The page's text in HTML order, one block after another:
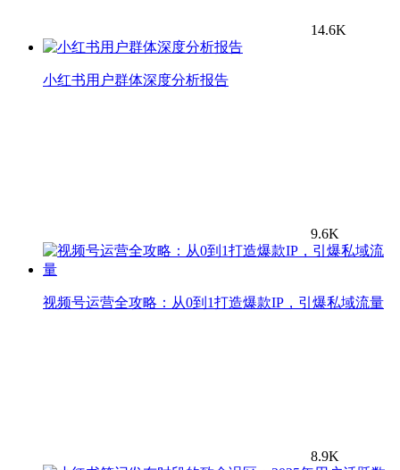
14.6K
小红书用户群体深度分析报告
9.6K
视频号运营全攻略：从0到1打造爆款IP，引爆私域流量
8.9K